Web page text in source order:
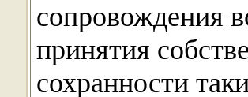
сопровождения
принятия
сохранности